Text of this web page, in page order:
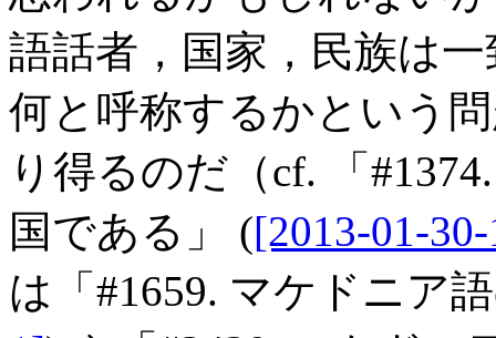
語話者，国家，民族は
何と呼称するかという
り得るのだ（cf. 「
国である」 ([2013-01-
は「#1659. マケドニア